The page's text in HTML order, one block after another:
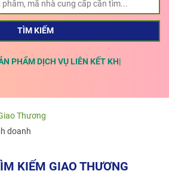
TÌM KIẾM
DỊCH VỤ LIÊN KẾT KHẮP 63 TỈ
Thương
doanh
KIẾM GIAO THƯƠNG